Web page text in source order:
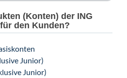
(Konten) der ING
den Kunden?
Junior)
Junior)